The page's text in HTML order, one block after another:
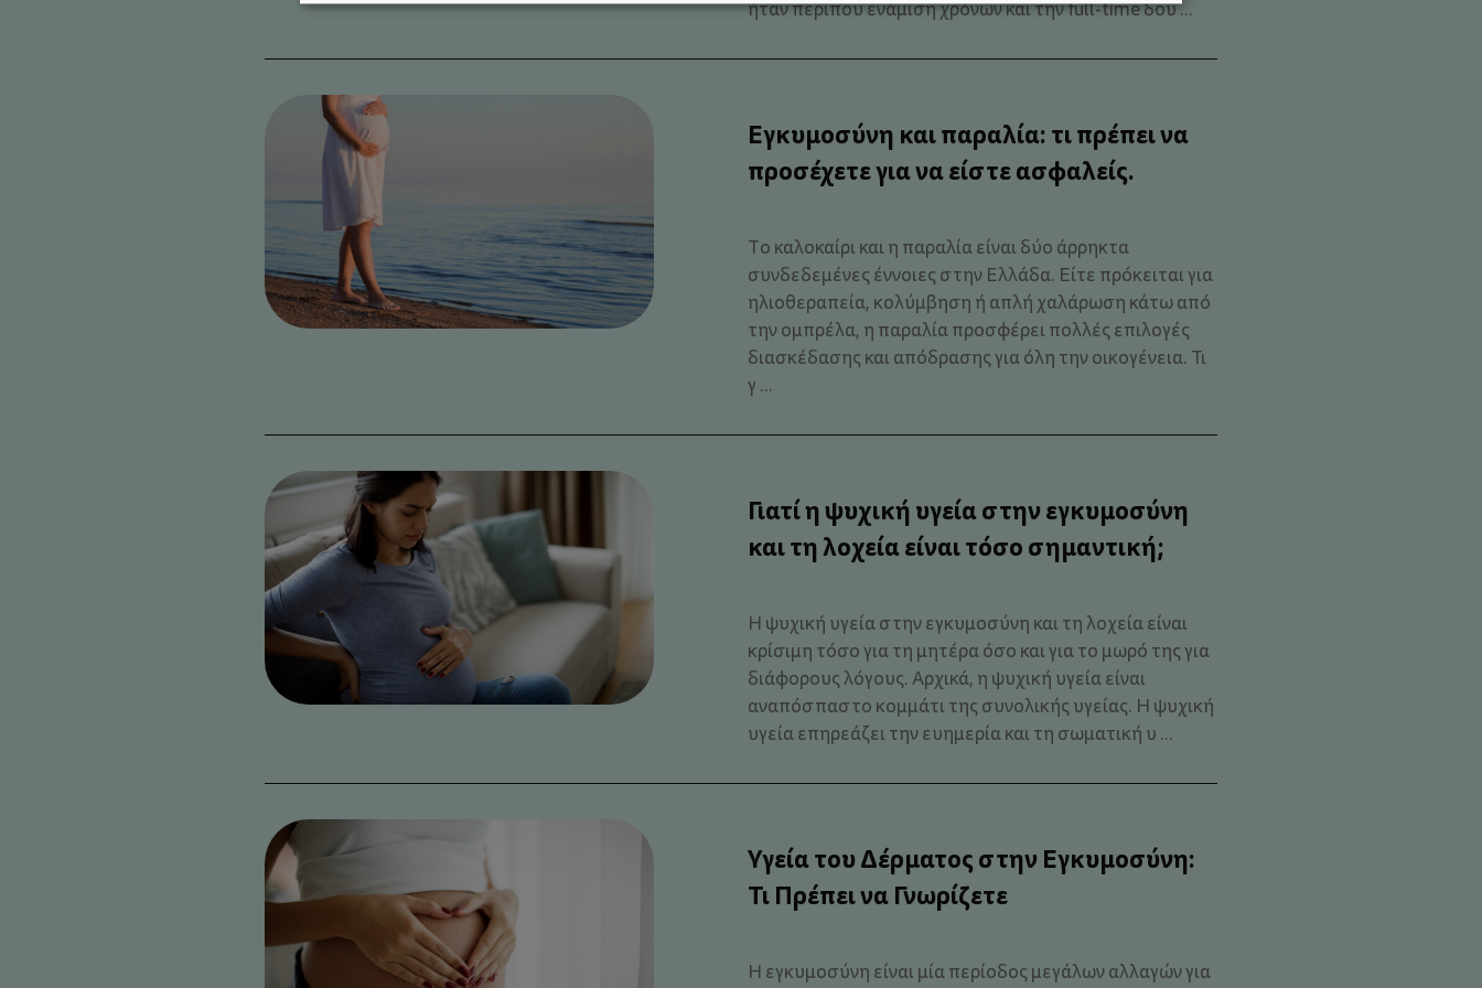
ήταν περίπου ενάμιση χρόνων και την full-time δου ...
Εγκυμοσύνη και παραλία: τι πρέπει να
προσέχετε για να είστε ασφαλείς.
Το καλοκαίρι και η παραλία είναι δύο άρρηκτα
συνδεδεμένες έννοιες στην Ελλάδα. Είτε πρόκειται για
ηλιοθεραπεία, κολύμβηση ή απλή χαλάρωση κάτω από
την ομπρέλα, η παραλία προσφέρει πολλές επιλογές
διασκέδασης και απόδρασης για όλη την οικογένεια. Τι
γ ...
Γιατί η ψυχική υγεία στην εγκυμοσύνη
και τη λοχεία είναι τόσο σημαντική;
Η ψυχική υγεία στην εγκυμοσύνη και τη λοχεία είναι
κρίσιμη τόσο για τη μητέρα όσο και για το μωρό της για
διάφορους λόγους. Αρχικά, η ψυχική υγεία είναι
αναπόσπαστο κομμάτι της συνολικής υγείας. Η ψυχική
υγεία επηρεάζει την ευημερία και τη σωματική υ ...
Υγεία του Δέρματος στην Εγκυμοσύνη:
Τι Πρέπει να Γνωρίζετε
Η εγκυμοσύνη είναι μία περίοδος μεγάλων αλλαγών για